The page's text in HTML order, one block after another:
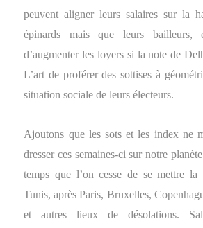
peuvent aligner leurs salaires sur la
épinards mais que leurs
d’augmenter les loyers si la note de
L’art de proférer des sottises à
situation sociale de leurs électeurs.
Ajoutons que les sots et les index ne
dresser ces semaines-ci sur notre
temps que l’on cesse de se mettre la
Tunis, après Paris, Bruxelles,
et autres lieux de désolations.